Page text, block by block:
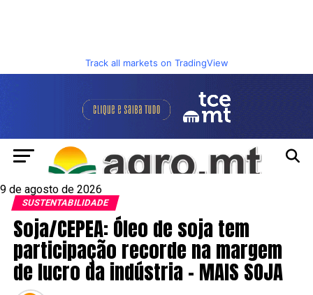
Track all markets on TradingView
9 de agosto de 2026
SUSTENTABILIDADE
Soja/CEPEA: Óleo de soja tem
participação recorde na margem
de lucro da indústria – MAIS SOJA